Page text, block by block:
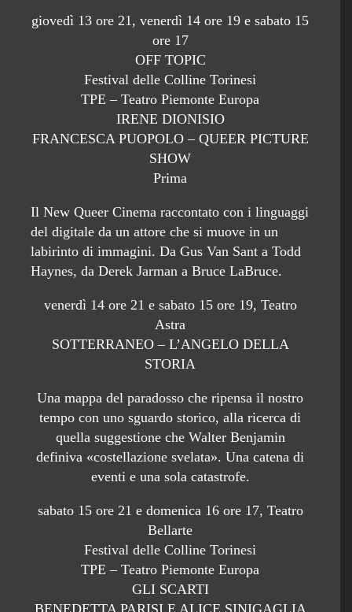
giovedì 13 ore 21, venerdì 14 ore 19 e sabato 15
ore 17
OFF TOPIC
Festival delle Colline Torinesi
TPE – Teatro Piemonte Europa
IRENE DIONISIO
FRANCESCA PUOPOLO – QUEER PICTURE
SHOW
Prima
Il New Queer Cinema raccontato con i linguaggi
del digitale da un attore che si muove in un
labirinto di immagini. Da Gus Van Sant a Todd
Haynes, da Derek Jarman a Bruce LaBruce.
venerdì 14 ore 21 e sabato 15 ore 19, Teatro
Astra
SOTTERRANEO – L’ANGELO DELLA
STORIA
Una mappa del paradosso che ripensa il nostro
tempo con uno sguardo storico, alla ricerca di
quella suggestione che Walter Benjamin
definiva «costellazione svelata». Una catena di
eventi e una sola catastrofe.
sabato 15 ore 21 e domenica 16 ore 17, Teatro
Bellarte
Festival delle Colline Torinesi
TPE – Teatro Piemonte Europa
GLI SCARTI